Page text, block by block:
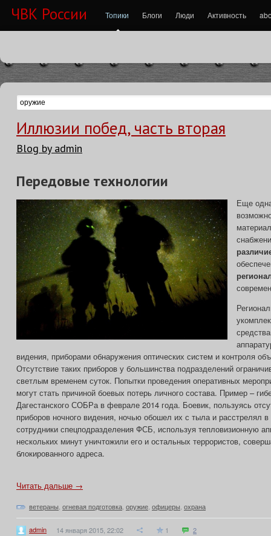
ЧВК России Топики Блоги Люди Активность
Иллюзии побед, часть вторая
Blog by admin
Передовые технологии
Еще
видения, приборами обнаружения оптических систем и контроля
Отсутствие таких приборов у большинства подразделений
светлым временем суток. Попытки проведения оперативных
могут стать причиной боевых потерь личного состава. Пример –
Дагестанского СОБРа в феврале 2014 года. Боевик, пользуясь
приборов ночного видения, ночью обошел их с тыла и расстрелял
сотрудники спецподразделения ФСБ, используя тепловизионную
нескольких минут уничтожили его и остальных террористов,
блокированного адреса.
Читать дальше →
ветераны огневая подготовка оружие офицеры охрана
admin 14 января 2015, 22:02 1 2